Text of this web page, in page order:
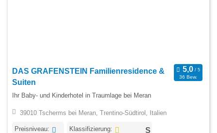
DAS GRAFENSTEIN Familienresidence &
Suiten
36 Bew.
Ihr Baby- und Kinderhotel in Traumlage bei Meran
39010 Tscherms bei Meran, Trentino-Südtirol, Italien
Preisniveau: Klassifizierung: